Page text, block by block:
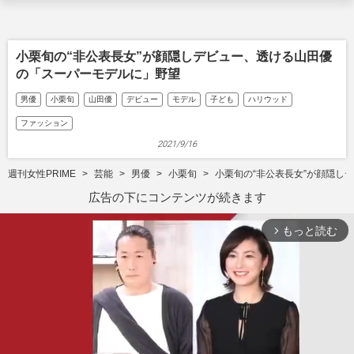
小栗旬の“非公表長女”が顔隠しデビュー、透ける山田優
の「スーパーモデルに」野望
男優 小栗旬 山田優 デビュー モデル 子ども ハリウッド
ファッション
2021/9/16
週刊女性PRIME 芸能 男優 小栗旬 小栗旬の“非公表長女”が顔隠し
広告の下にコンテンツが続きます
arrow_forward_ios もっと読む